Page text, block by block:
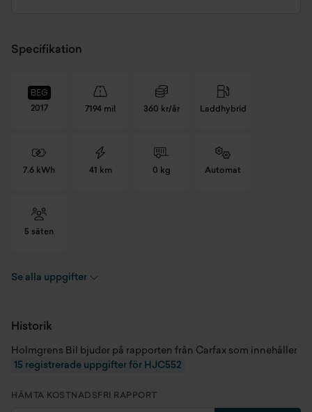
Specifikation
BEG
2017
7194 mil 360 kr/år Laddhybrid
7.6 kWh 41 km 0 kg Automat
5 säten
Chassinummer
Skick Begagnad
Se alla uppgifter
Historik
Holmgrens Bil bjuder på rapporten från Carfax som innehåller
15 registrerade uppgifter för HJC552
HÄMTA KOSTNADSFRI RAPPORT